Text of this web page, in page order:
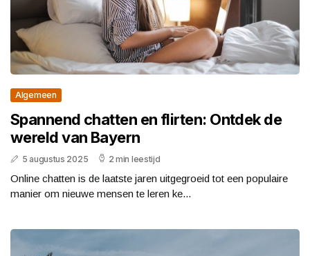
Algemeen
Spannend chatten en flirten: Ontdek de
wereld van Bayern
5 augustus 2025 2 min leestijd
Online chatten is de laatste jaren uitgegroeid tot een populaire
manier om nieuwe mensen te leren ke...